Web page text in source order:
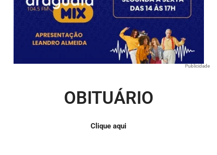
Publicidade
OBITUÁRIO
Clique aqui